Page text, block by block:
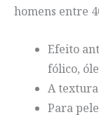
homens entre
Efeito
fólico,
A
Para